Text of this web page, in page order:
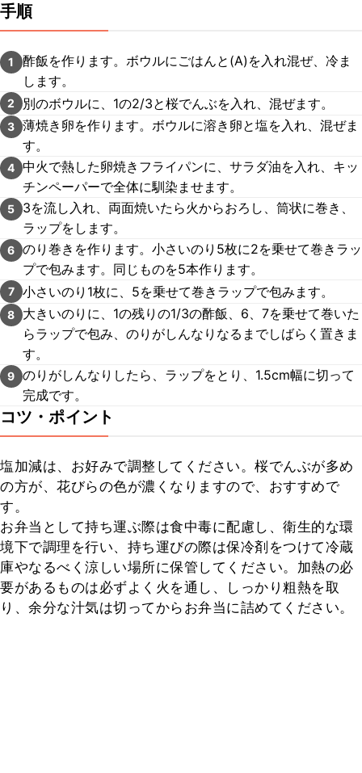
手順
1
酢飯を作ります。ボウルにごはんと(A)を入れ混ぜ、冷ま
します。
2 別のボウルに、1の2/3と桜でんぶを入れ、混ぜます。
3 薄焼き卵を作ります。ボウルに溶き卵と塩を入れ、混ぜま
す。
4 中火で熱した卵焼きフライパンに、サラダ油を入れ、キッ
チンペーパーで全体に馴染ませます。
5
3を流し入れ、両面焼いたら火からおろし、筒状に巻き、
ラップをします。
6 のり巻きを作ります。小さいのり5枚に2を乗せて巻きラッ
プで包みます。同じものを5本作ります。
7 小さいのり1枚に、5を乗せて巻きラップで包みます。
8
大きいのりに、1の残りの1/3の酢飯、6、7を乗せて巻いた
らラップで包み、のりがしんなりなるまでしばらく置きま
す。
9 のりがしんなりしたら、ラップをとり、1.5cm幅に切って
完成です。
コツ・ポイント
塩加減は、お好みで調整してください。桜でんぶが多め
の方が、花びらの色が濃くなりますので、おすすめで
す。
お弁当として持ち運ぶ際は食中毒に配慮し、衛生的な環
境下で調理を行い、持ち運びの際は保冷剤をつけて冷蔵
庫やなるべく涼しい場所に保管してください。加熱の必
要があるものは必ずよく火を通し、しっかり粗熱を取
り、余分な汁気は切ってからお弁当に詰めてください。